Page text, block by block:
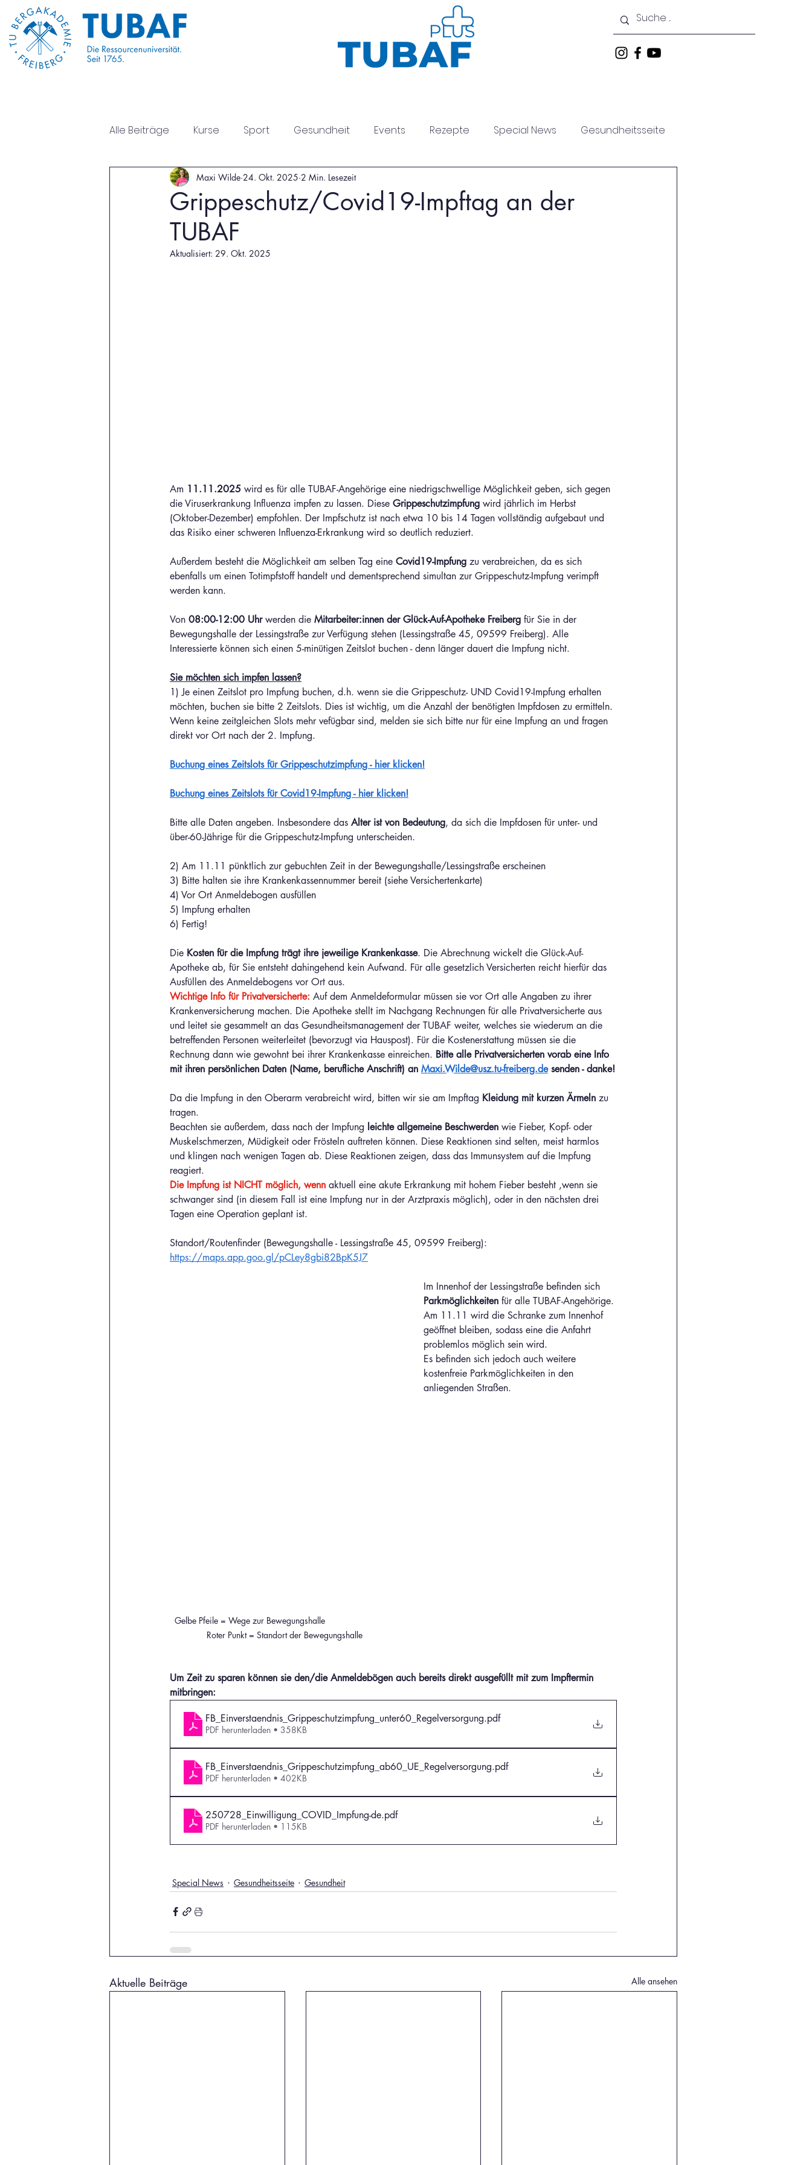
Alle Beiträge Kurse Sport Gesundheit Events Rezepte Special News Gesundheitsseite
Sportseite Psychische Gesundheit
Grippeschutz/Covid19-Impftag an der
TUBAF
Maxi Wilde 24. Okt. 2025 2 Min. Lesezeit
Aktualisiert: 29. Okt. 2025
Am 11.11.2025 wird es für alle TUBAF-Angehörige eine niedrigschwellige Möglichkeit geben, sich gegen
die Viruserkrankung Influenza impfen zu lassen. Diese Grippeschutzimpfung wird jährlich im Herbst
(Oktober-Dezember) empfohlen. Der Impfschutz ist nach etwa 10 bis 14 Tagen vollständig aufgebaut und
das Risiko einer schweren Influenza-Erkrankung wird so deutlich reduziert.
Außerdem besteht die Möglichkeit am selben Tag eine Covid19-Impfung zu verabreichen, da es sich
ebenfalls um einen Totimpfstoff handelt und dementsprechend simultan zur Grippeschutz-Impfung verimpft
werden kann.
Von 08:00-12:00 Uhr werden die Mitarbeiter:innen der Glück-Auf-Apotheke Freiberg für Sie in der
Bewegungshalle der Lessingstraße zur Verfügung stehen (Lessingstraße 45, 09599 Freiberg). Alle
Interessierte können sich einen 5-minütigen Zeitslot buchen - denn länger dauert die Impfung nicht.
Sie möchten sich impfen lassen?
1) Je einen Zeitslot pro Impfung buchen, d.h. wenn sie die Grippeschutz- UND Covid19-Impfung erhalten
möchten, buchen sie bitte 2 Zeitslots. Dies ist wichtig, um die Anzahl der benötigten Impfdosen zu ermitteln.
Wenn keine zeitgleichen Slots mehr vefügbar sind, melden sie sich bitte nur für eine Impfung an und fragen
direkt vor Ort nach der 2. Impfung.
Buchung eines Zeitslots für Grippeschutzimpfung - hier klicken!
Buchung eines Zeitslots für Covid19-Impfung - hier klicken!
Bitte alle Daten angeben. Insbesondere das Alter ist von Bedeutung, da sich die Impfdosen für unter- und
über-60-Jährige für die Grippeschutz-Impfung unterscheiden.
2) Am 11.11 pünktlich zur gebuchten Zeit in der Bewegungshalle/Lessingstraße erscheinen
3) Bitte halten sie ihre Krankenkassennummer bereit (siehe Versichertenkarte)
4) Vor Ort Anmeldebogen ausfüllen
5) Impfung erhalten
6) Fertig!
Die Kosten für die Impfung trägt ihre jeweilige Krankenkasse. Die Abrechnung wickelt die Glück-Auf-
Apotheke ab, für Sie entsteht dahingehend kein Aufwand. Für alle gesetzlich Versicherten reicht hierfür das
Ausfüllen des Anmeldebogens vor Ort aus.
Wichtige Info für Privatversicherte: Auf dem Anmeldeformular müssen sie vor Ort alle Angaben zu ihrer
Krankenversicherung machen. Die Apotheke stellt im Nachgang Rechnungen für alle Privatversicherte aus
und leitet sie gesammelt an das Gesundheitsmanagement der TUBAF weiter, welches sie wiederum an die
betreffenden Personen weiterleitet (bevorzugt via Hauspost). Für die Kostenerstattung müssen sie die
Rechnung dann wie gewohnt bei ihrer Krankenkasse einreichen. Bitte alle Privatversicherten vorab eine Info
mit ihren persönlichen Daten (Name, berufliche Anschrift) an Maxi.Wilde@usz.tu-freiberg.de senden - danke!
Da die Impfung in den Oberarm verabreicht wird, bitten wir sie am Impftag Kleidung mit kurzen Ärmeln zu
tragen.
Beachten sie außerdem, dass nach der Impfung leichte allgemeine Beschwerden wie Fieber, Kopf- oder
Muskelschmerzen, Müdigkeit oder Frösteln auftreten können. Diese Reaktionen sind selten, meist harmlos
und klingen nach wenigen Tagen ab. Diese Reaktionen zeigen, dass das Immunsystem auf die Impfung
reagiert.
Die Impfung ist NICHT möglich, wenn aktuell eine akute Erkrankung mit hohem Fieber besteht ,wenn sie
schwanger sind (in diesem Fall ist eine Impfung nur in der Arztpraxis möglich), oder in den nächsten drei
Tagen eine Operation geplant ist.
Standort/Routenfinder (Bewegungshalle - Lessingstraße 45, 09599 Freiberg):
https://maps.app.goo.gl/pCLey8gbi82BpK5J7
Gelbe Pfeile = Wege zur Bewegungshalle
Roter Punkt = Standort der Bewegungshalle
Im Innenhof der Lessingstraße befinden sich
Parkmöglichkeiten für alle TUBAF-Angehörige.
Am 11.11 wird die Schranke zum Innenhof
geöffnet bleiben, sodass eine die Anfahrt
problemlos möglich sein wird.
Es befinden sich jedoch auch weitere
kostenfreie Parkmöglichkeiten in den
anliegenden Straßen.
Um Zeit zu sparen können sie den/die Anmeldebögen auch bereits direkt ausgefüllt mit zum Impftermin
mitbringen:
FB_Einverstaendnis_Grippeschutzimpfung_unter60_Regelversorgung.pdf
PDF herunterladen • 358KB
FB_Einverstaendnis_Grippeschutzimpfung_ab60_UE_Regelversorgung.pdf
PDF herunterladen • 402KB
250728_Einwilligung_COVID_Impfung-de.pdf
PDF herunterladen • 115KB
Special News Gesundheitsseite Gesundheit
Aktuelle Beiträge Alle ansehen